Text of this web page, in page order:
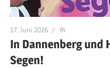
17. Juni 2026 fh
In Dannenberg und
Segen!